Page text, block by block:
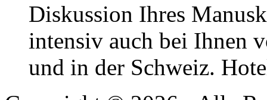
Diskussion Ihres
intensiv auch bei Ihnen
und in der Schweiz.